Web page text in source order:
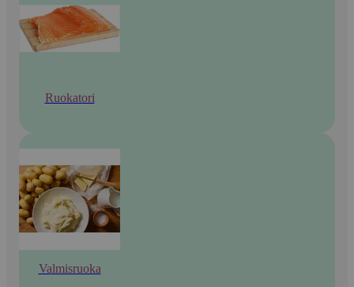
Ruokatori
Valmisruoka